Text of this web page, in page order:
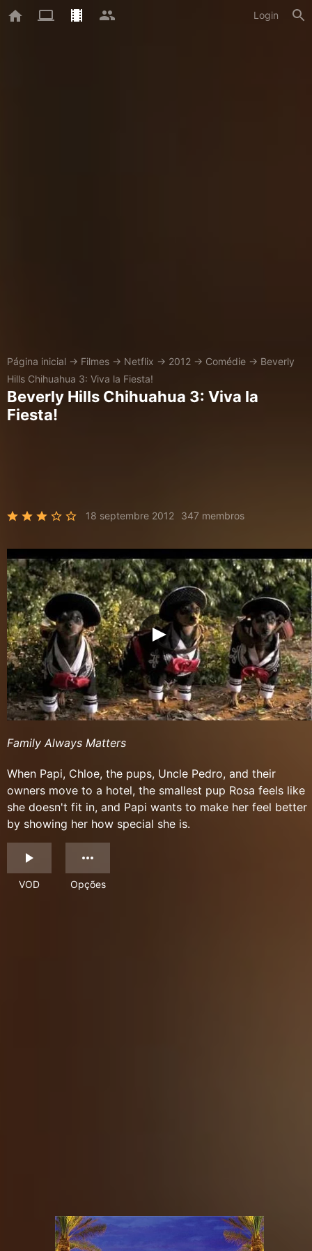
Login
Página inicial → Filmes → Netflix → 2012 → Comédie → Beverly
Hills Chihuahua 3: Viva la Fiesta!
Beverly Hills Chihuahua 3: Viva la
Fiesta!
18 septembre 2012 347 membros
Family Always Matters
When Papi, Chloe, the pups, Uncle Pedro, and their
owners move to a hotel, the smallest pup Rosa feels like
she doesn't fit in, and Papi wants to make her feel better
by showing her how special she is.
VOD Opções